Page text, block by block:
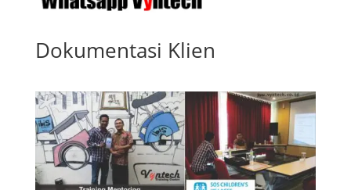
Dokumentasi Klien